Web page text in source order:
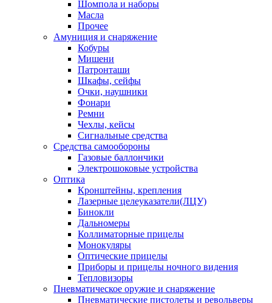
Шомпола и наборы
Масла
Прочее
Амуниция и снаряжение
Кобуры
Мишени
Патронташи
Шкафы, сейфы
Очки, наушники
Фонари
Ремни
Чехлы, кейсы
Сигнальные средства
Средства самообороны
Газовые баллончики
Электрошоковые устройства
Оптика
Кронштейны, крепления
Лазерные целеуказатели(ЛЦУ)
Бинокли
Дальномеры
Коллиматорные прицелы
Монокуляры
Оптические прицелы
Приборы и прицелы ночного видения
Тепловизоры
Пневматическое оружие и снаряжение
Пневматические пистолеты и револьверы